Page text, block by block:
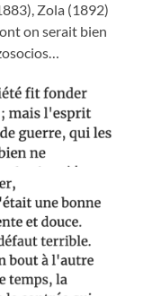
Zola (1892)
on serait bien